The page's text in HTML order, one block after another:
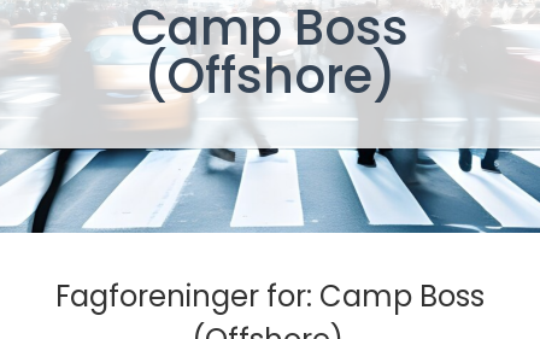
Camp Boss
(Offshore)
Fagforeninger for: Camp Boss